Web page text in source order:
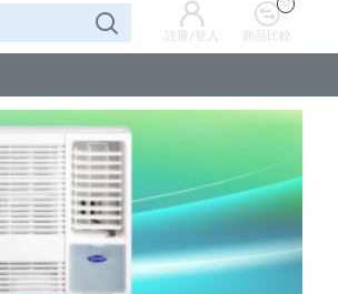
註冊/登入 商品比較
0